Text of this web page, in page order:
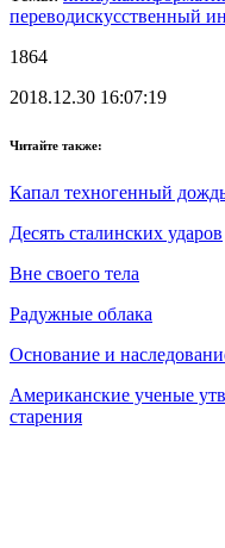
переводискусственный
1864
2018.12.30 16:07:19
Читайте также:
Капал техногенный
Десять сталинских ударов
Вне своего тела
Радужные облака
Основание и
Американские ученые
старения